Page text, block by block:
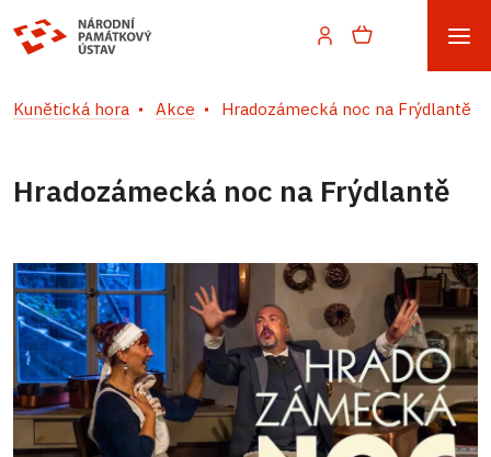
Kunětická hora Akce Hradozámecká noc na Frýdlantě
Hradozámecká noc na Frýdlantě